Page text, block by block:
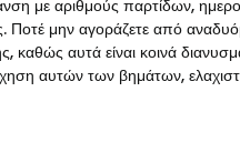
με αριθμούς παρτίδων,
μην αγοράζετε από
καθώς αυτά είναι κοινά
αυτών των βημάτων,